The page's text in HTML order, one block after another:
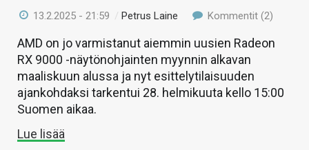
13.2.2025 - 21:59 / Petrus Laine Kommentit (2)
AMD on jo varmistanut aiemmin uusien Radeon
RX 9000 -näytönohjainten myynnin alkavan
maaliskuun alussa ja nyt esittelytilaisuuden
ajankohdaksi tarkentui 28. helmikuuta kello 15:00
Suomen aikaa.
Lue lisää